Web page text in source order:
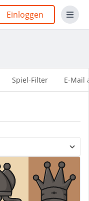
Einloggen
Spiel-Filter E-Mail